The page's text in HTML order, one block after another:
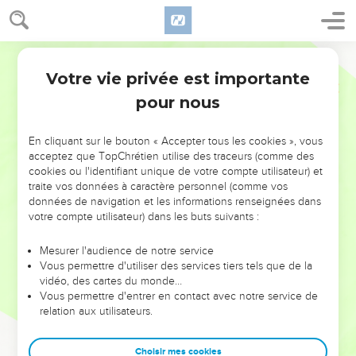
NE MANQUEZ PAS L’ÉVÉNEMENT
DE L’ANNÉE !
ET SI LEURS ERREURS POUVAIENT VOUS ÉVITER LES
VOTRES ?
leur foi ou leur vision. Mais on voit moins les doutes, les erreurs
et les saisons difficiles qu'ils ont traversés, alors même que ce
sont elles qui les ont façonnés.
Dans cette conférence, leaders, entrepreneurs, et responsables
clés pour avancer avec plus de sagesse afin que leurs erreurs
Votre vie privée est importante
pour nous
En cliquant sur le bouton « Accepter tous les cookies », vous
acceptez que TopChrétien utilise des traceurs (comme des
cookies ou l'identifiant unique de votre compte utilisateur) et
traite vos données à caractère personnel (comme vos
données de navigation et les informations renseignées dans
votre compte utilisateur) dans les buts suivants :
Mesurer l'audience de notre service
Vous permettre d'utiliser des services tiers tels que de la
vidéo, des cartes du monde…
Vous permettre d'entrer en contact avec notre service de
relation aux utilisateurs.
Choisir mes cookies